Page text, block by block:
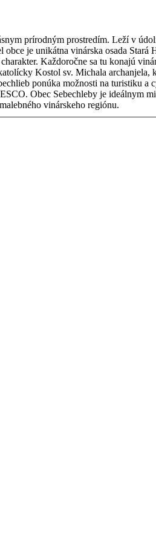
prírodným prostredím. Leží v
Každoročne sa tu konajú
pre tých,
vinárskeho regiónu.